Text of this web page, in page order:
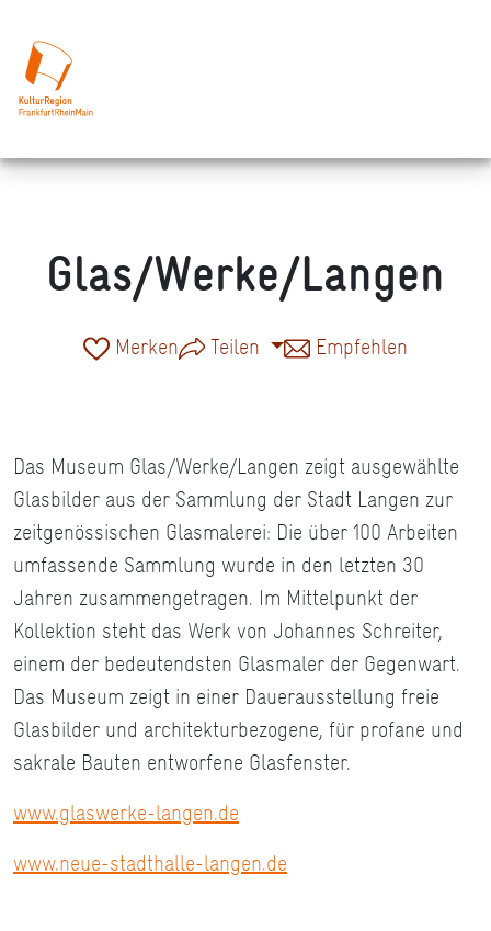
Glas/Werke/Langen
Merken Teilen Empfehlen
Das Museum Glas/Werke/Langen zeigt ausgewählte
Glasbilder aus der Sammlung der Stadt Langen zur
zeitgenössischen Glasmalerei: Die über 100 Arbeiten
umfassende Sammlung wurde in den letzten 30
Jahren zusammengetragen. Im Mittelpunkt der
Kollektion steht das Werk von Johannes Schreiter,
einem der bedeutendsten Glasmaler der Gegenwart.
Das Museum zeigt in einer Dauerausstellung freie
Glasbilder und architekturbezogene, für profane und
sakrale Bauten entworfene Glasfenster.
www.glaswerke-langen.de
www.neue-stadthalle-langen.de